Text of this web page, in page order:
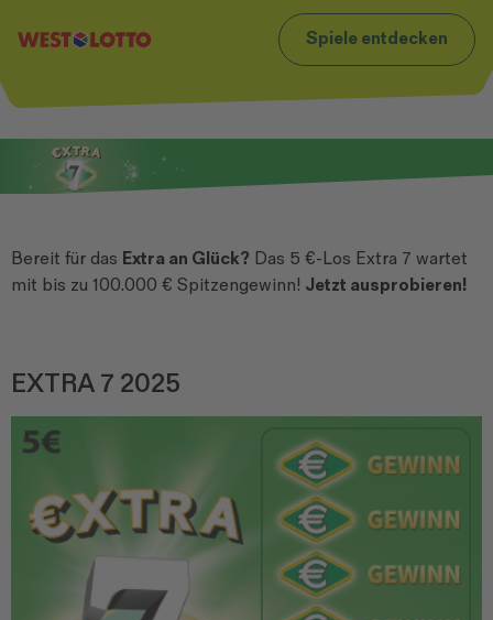
Zum Footer Spiele entdecken
Bereit für das Extra an Glück? Das 5 €-Los Extra 7 wartet
mit bis zu 100.000 € Spitzengewinn! Jetzt ausprobieren!
EXTRA 7 2025